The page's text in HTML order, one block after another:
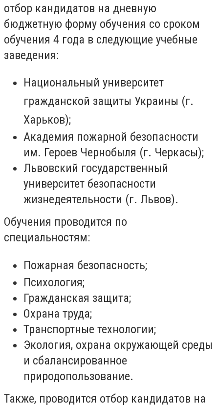
отбор кандидатов на дневную
бюджетную форму обучения со сроком
обучения 4 года в следующие учебные
заведения:
Национальный университет
гражданской защиты Украины (г.
Харьков);
Академия пожарной безопасности
им. Героев Чернобыля (г. Черкасы);
Львовский государственный
университет безопасности
жизнедеятельности (г. Львов).
Обучения проводится по
специальностям:
Пожарная безопасность;
Психология;
Гражданская защита;
Охрана труда;
Транспортные технологии;
Экология, охрана окружающей среды
и сбалансированное
природопользование.
Также, проводится отбор кандидатов на